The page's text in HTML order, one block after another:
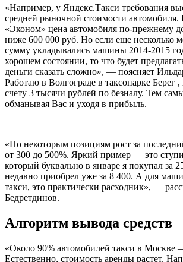
«Например, у Яндекс.Такси требования
средней рыночной стоимости автомобиля.
«Эконом» цена автомобиля по-прежнему
ниже 600 000 руб. Но если еще несколько
сумму укладывались машины 2014-2015
хорошем состоянии, то что будет
деньги сказать сложно», — поясняет
Работаю в Волгограде в таксопарке Берег
счету 3 тысячи рублей по безналу. Тем
обманывая Вас и уходя в прибыль.
«По некоторым позициям рост за
от 300 до 500%. Яркий пример — это
который буквально в январе я покупал за
недавно приобрел уже за 8 400. А для
такси, это практически расходник», —
Бедретдинов.
Алгоритм вывода средств
«Около 90% автомобилей такси в Москве
Естественно, стоимость аренды растет.